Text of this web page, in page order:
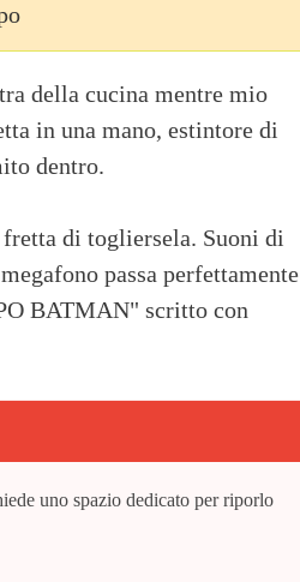
della cucina mentre mio
in una mano, estintore di
dentro.
di togliersela. Suoni di
passa perfettamente
BATMAN" scritto con
uno spazio dedicato per riporlo